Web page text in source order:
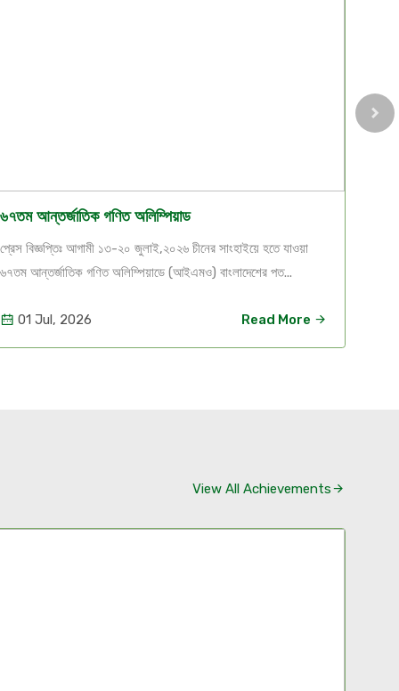
৬৭তম আন্তর্জাতিক গণিত অলিম্পিয়াড
প্রেস বিজ্ঞপ্তিঃ আগামী ১৩-২০ জুলাই,২০২৬ চীনের সাংহাইয়ে হতে যাওয়া
৬৭তম আন্তর্জাতিক গণিত অলিম্পিয়াডে (আইএমও) বাংলাদেশের পত...
01 Jul, 2026 Read More
View All Achievements